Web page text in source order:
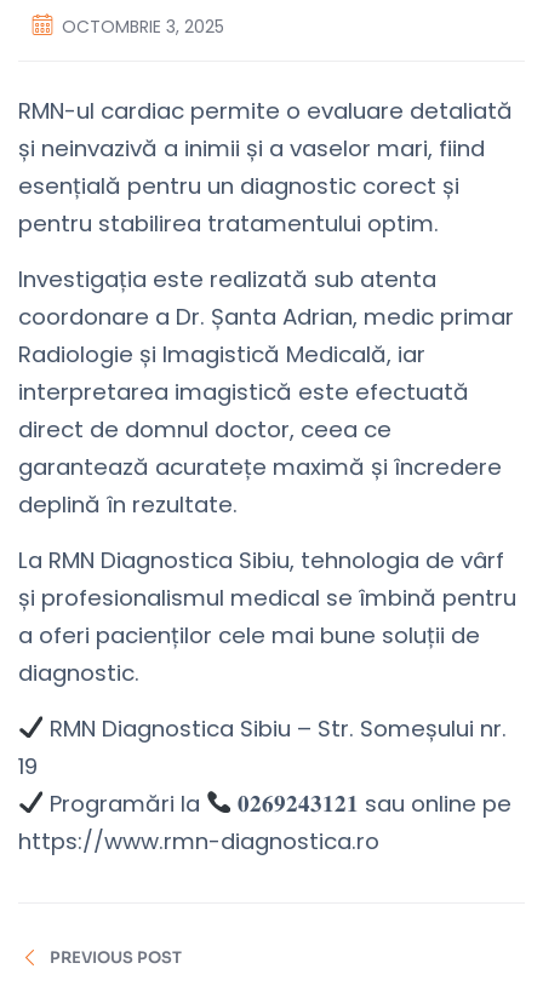
OCTOMBRIE 3, 2025
RMN-ul cardiac permite o evaluare detaliată
și neinvazivă a inimii și a vaselor mari, fiind
esențială pentru un diagnostic corect și
pentru stabilirea tratamentului optim.
Investigația este realizată sub atenta
coordonare a Dr. Șanta Adrian, medic primar
Radiologie și Imagistică Medicală, iar
interpretarea imagistică este efectuată
direct de domnul doctor, ceea ce
garantează acuratețe maximă și încredere
deplină în rezultate.
La RMN Diagnostica Sibiu, tehnologia de vârf
și profesionalismul medical se îmbină pentru
a oferi pacienților cele mai bune soluții de
diagnostic.
RMN Diagnostica Sibiu – Str. Someșului nr.
19
Programări la
𝟎𝟐𝟔𝟗𝟐𝟒𝟑𝟏𝟐𝟏 sau online pe
https://www.rmn-diagnostica.ro
PREVIOUS POST